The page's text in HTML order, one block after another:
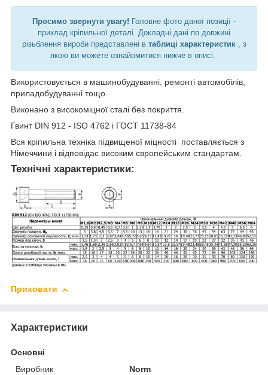
Просимо звернути увагу! Головне фото даної позиції -
приклад кріпильної деталі. Докладні дані по довжині
різьблення вироби представлені в таблиці характеристик , з
якою ви можете ознайомитися нижче в описі.
Використовується в машинобудуванні, ремонті автомобілів,
приладобудуванні тощо.
Виконано з високоміцної сталі без покриття.
Гвинт DIN 912 - ISO 4762 і ГОСТ 11738-84
Вся кріпильна техніка підвищеної міцності поставляється з
Німеччини і відповідає високим європейським стандартам.
Технічні характеристики:
Приховати
Характеристики
Основні
Виробник
Norm